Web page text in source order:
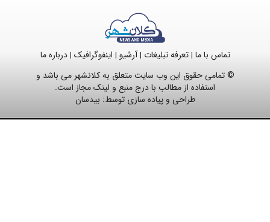
تماس با ما |تعرفه تبلیغات |آرشیو | اینفوگرافیک |درباره ما
© تمامی حقوق این وب سایت متعلق به کلانشهر می باشد و
استفاده از مطالب با درج منبع و لینک مجاز است.
طراحی و پیاده سازی توسط: بیدسان